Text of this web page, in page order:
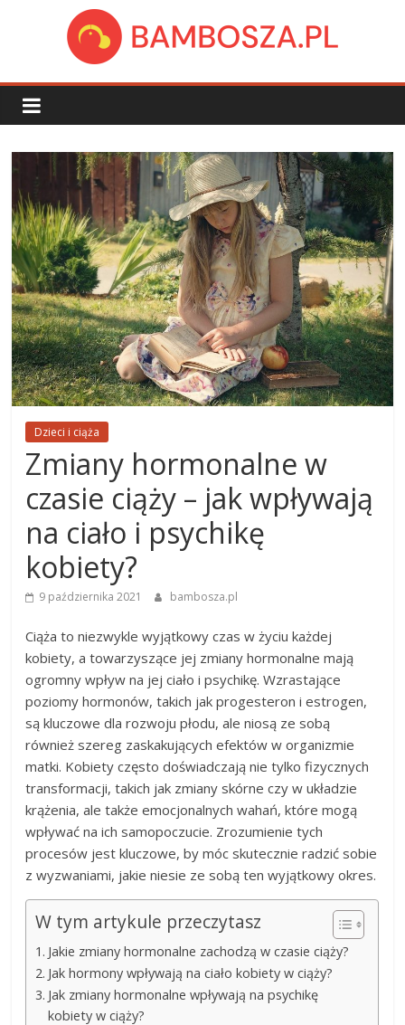
bambosza.pl
Dzieci i ciąża
Zmiany hormonalne w
czasie ciąży – jak wpływają
na ciało i psychikę
kobiety?
9 października 2021 bambosza.pl
Ciąża to niezwykle wyjątkowy czas w życiu każdej
kobiety, a towarzyszące jej zmiany hormonalne mają
ogromny wpływ na jej ciało i psychikę. Wzrastające
poziomy hormonów, takich jak progesteron i estrogen,
są kluczowe dla rozwoju płodu, ale niosą ze sobą
również szereg zaskakujących efektów w organizmie
matki. Kobiety często doświadczają nie tylko fizycznych
transformacji, takich jak zmiany skórne czy w układzie
krążenia, ale także emocjonalnych wahań, które mogą
wpływać na ich samopoczucie. Zrozumienie tych
procesów jest kluczowe, by móc skutecznie radzić sobie
z wyzwaniami, jakie niesie ze sobą ten wyjątkowy okres.
W tym artykule przeczytasz
Jakie zmiany hormonalne zachodzą w czasie ciąży?
Jak hormony wpływają na ciało kobiety w ciąży?
Jak zmiany hormonalne wpływają na psychikę
kobiety w ciąży?